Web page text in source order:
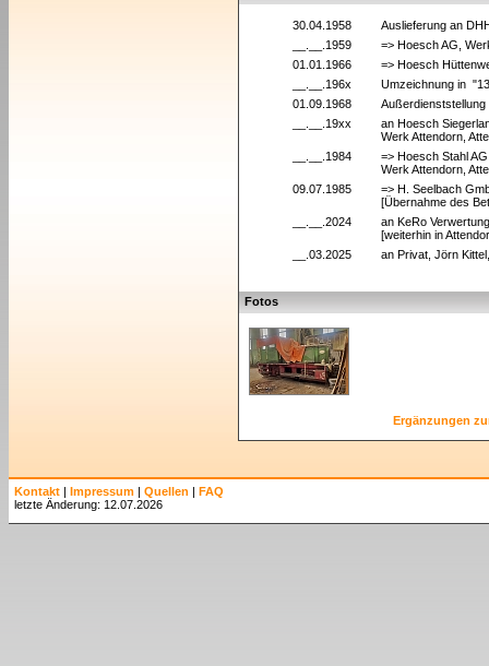
30.04.1958
Auslieferung an
__.__.1959
=> Hoesch AG,
01.01.1966
=> Hoesch
__.__.196x
Umzeichnung in
01.09.1968
__.__.19xx
an Hoesch
Werk Attendorn,
__.__.1984
=> Hoesch Stahl
Werk Attendorn,
09.07.1985
=> H. Seelbach
[Übernahme des
__.__.2024
an KeRo
[weiterhin in
__.03.2025
an Privat, Jörn
Fotos
Ergänzungen
Kontakt | Impressum | Quellen | FAQ
letzte Änderung: 12.07.2026